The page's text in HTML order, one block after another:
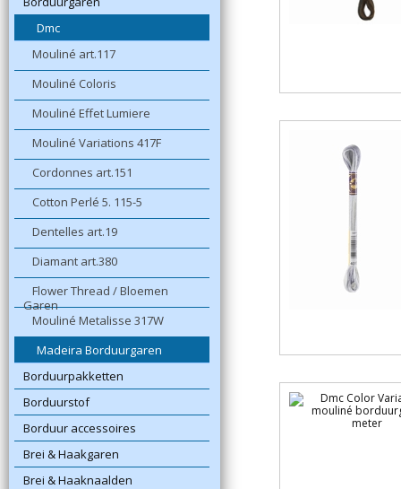
Dmc
Mouliné art.117
Mouliné Coloris
Mouliné Effet Lumiere
Mouliné Variations 417F
Cordonnes art.151
Cotton Perlé 5. 115-5
Dentelles art.19
Diamant art.380
Flower Thread / Bloemen
Garen
Mouliné Metalisse 317W
Madeira Borduurgaren
Borduurpakketten
Borduurstof
Borduur accessoires
Brei & Haakgaren
Brei & Haaknaalden